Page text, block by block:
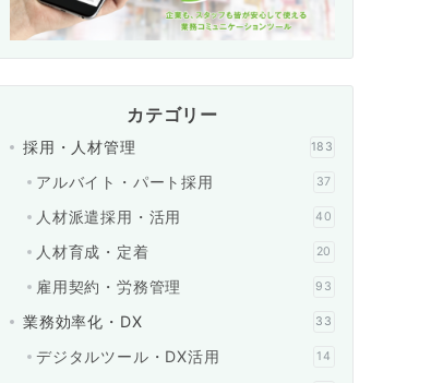
カテゴリー
採用・人材管理 183
アルバイト・パート採用 37
人材派遣採用・活用 40
人材育成・定着 20
雇用契約・労務管理 93
業務効率化・DX 33
デジタルツール・DX活用 14